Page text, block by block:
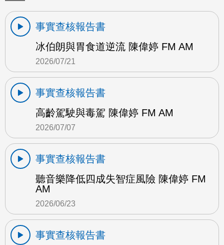
事實查核報告書
冰伯朗與胃食道逆流 陳偉婷 FM AM
2026/07/21
事實查核報告書
高齡駕駛與毒駕 陳偉婷 FM AM
2026/07/07
事實查核報告書
聽音樂降低四成失智症風險 陳偉婷 FM
AM
2026/06/23
事實查核報告書